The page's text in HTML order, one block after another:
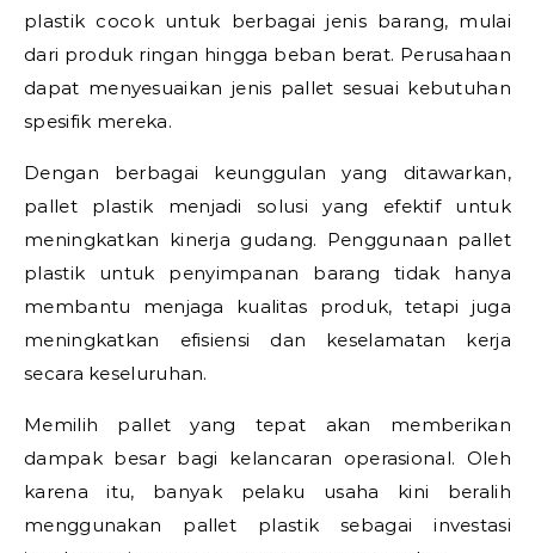
plastik cocok untuk berbagai jenis barang, mulai
dari produk ringan hingga beban berat. Perusahaan
dapat menyesuaikan jenis pallet sesuai kebutuhan
spesifik mereka.
Dengan berbagai keunggulan yang ditawarkan,
pallet plastik menjadi solusi yang efektif untuk
meningkatkan kinerja gudang. Penggunaan pallet
plastik untuk penyimpanan barang tidak hanya
membantu menjaga kualitas produk, tetapi juga
meningkatkan efisiensi dan keselamatan kerja
secara keseluruhan.
Memilih pallet yang tepat akan memberikan
dampak besar bagi kelancaran operasional. Oleh
karena itu, banyak pelaku usaha kini beralih
menggunakan pallet plastik sebagai investasi